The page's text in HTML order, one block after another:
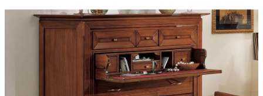
produktu
je
0,0
hvězdiček.